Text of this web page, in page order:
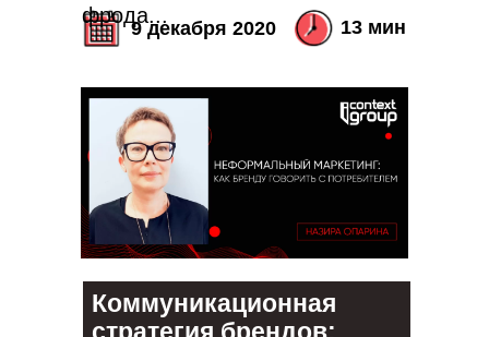
Коммуникационная
9 декабря 2020 13 мин
фрода...